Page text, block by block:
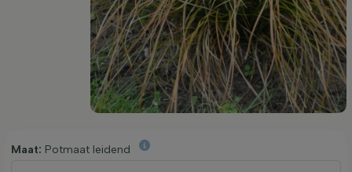
Maat: Potmaat leidend